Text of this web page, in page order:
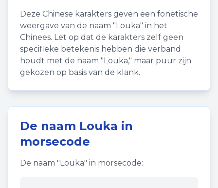
Deze Chinese karakters geven een fonetische
weergave van de naam "Louka" in het
Chinees. Let op dat de karakters zelf geen
specifieke betekenis hebben die verband
houdt met de naam "Louka," maar puur zijn
gekozen op basis van de klank.
De naam Louka in
morsecode
De naam "Louka" in morsecode: